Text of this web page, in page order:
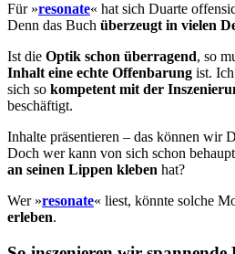
Für »resonate« hat sich Duarte
Denn das Buch überzeugt in vielen
Ist die Optik schon überragend, so
Inhalt eine echte Offenbarung ist.
sich so kompetent mit der
beschäftigt.
Inhalte präsentieren – das können wir
Doch wer kann von sich schon
an seinen Lippen kleben hat?
Wer »resonate« liest, könnte solche
er­leben.